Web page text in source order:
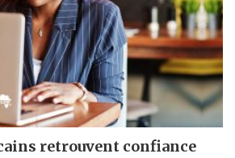
retrouvent confiance